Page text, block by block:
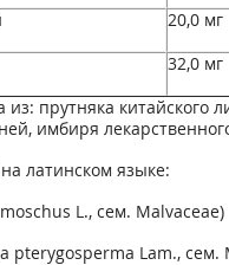
20,0 мг
32,0 мг
прутняка китайского
имбиря
латинском языке:
L., ceм. Malvaceae)
pterygosperma Lam., ceм.